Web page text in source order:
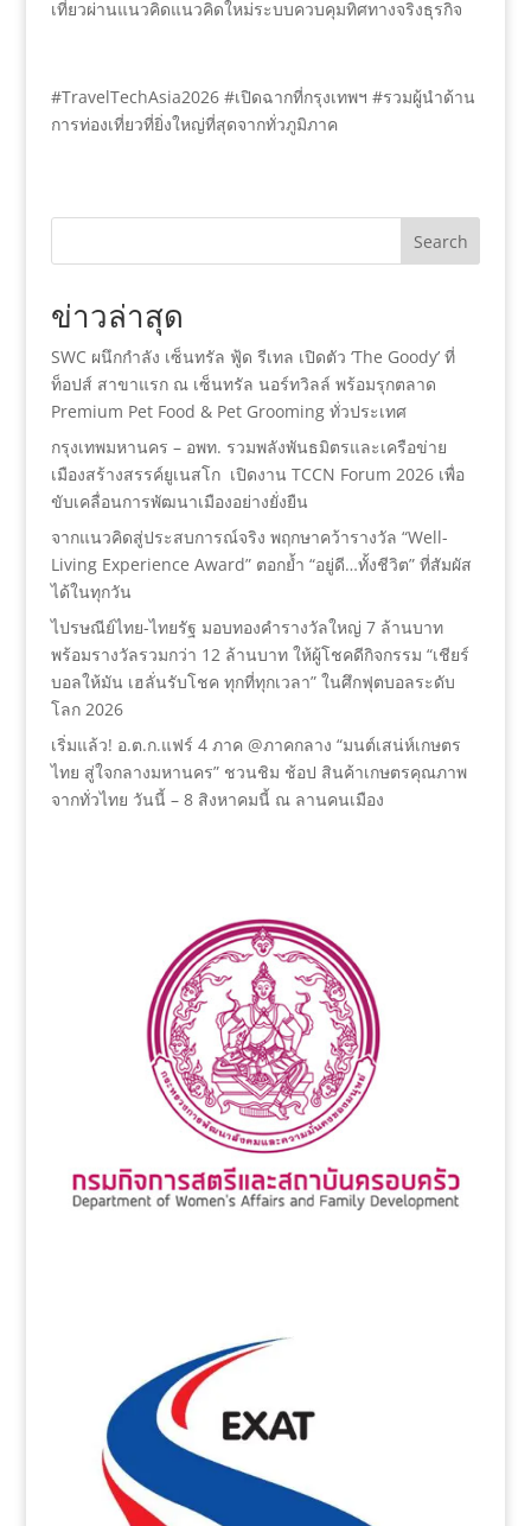
เที่ยวผ่านแนวคิดแนวคิดใหม่ระบบควบคุมทิศทางจริงธุรกิจ
#TravelTechAsia2026 #เปิดฉากที่กรุงเทพฯ #รวมผู้นำด้าน
การท่องเที่ยวที่ยิ่งใหญ่ที่สุดจากทั่วภูมิภาค
Search
ข่าวล่าสุด
SWC ผนึกกำลัง เซ็นทรัล ฟู้ด รีเทล เปิดตัว ‘The Goody’ ที่
ท็อปส์ สาขาแรก ณ เซ็นทรัล นอร์ทวิลล์ พร้อมรุกตลาด
Premium Pet Food & Pet Grooming ทั่วประเทศ
กรุงเทพมหานคร – อพท. รวมพลังพันธมิตรและเครือข่าย
เมืองสร้างสรรค์ยูเนสโก เปิดงาน TCCN Forum 2026 เพื่อ
ขับเคลื่อนการพัฒนาเมืองอย่างยั่งยืน
จากแนวคิดสู่ประสบการณ์จริง พฤกษาคว้ารางวัล “Well-
Living Experience Award” ตอกย้ำ “อยู่ดี…ทั้งชีวิต” ที่สัมผัส
ได้ในทุกวัน
ไปรษณีย์ไทย-ไทยรัฐ มอบทองคำรางวัลใหญ่ 7 ล้านบาท
พร้อมรางวัลรวมกว่า 12 ล้านบาท ให้ผู้โชคดีกิจกรรม “เชียร์
บอลให้มัน เฮลั่นรับโชค ทุกที่ทุกเวลา” ในศึกฟุตบอลระดับ
โลก 2026
เริ่มแล้ว! อ.ต.ก.แฟร์ 4 ภาค @ภาคกลาง “มนต์เสน่ห์เกษตร
ไทย สู่ใจกลางมหานคร” ชวนชิม ช้อป สินค้าเกษตรคุณภาพ
จากทั่วไทย วันนี้ – 8 สิงหาคมนี้ ณ ลานคนเมือง